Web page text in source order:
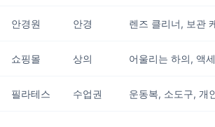
안경원 안경 렌즈 클리너, 보관
쇼핑몰 상의 어울리는 하의, 액
필라테스 수업권 운동복, 소도구, 개